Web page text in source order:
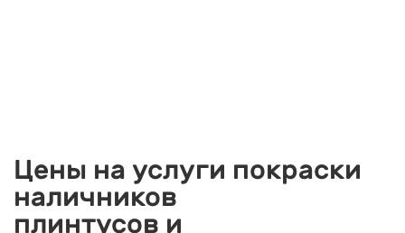
Цены на услуги покраски
наличников
плинтусов и